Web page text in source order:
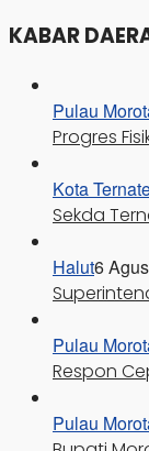
KABAR
Pulau
Progres
Kota
Sekda
Halut6
Pulau
Respon
Pulau